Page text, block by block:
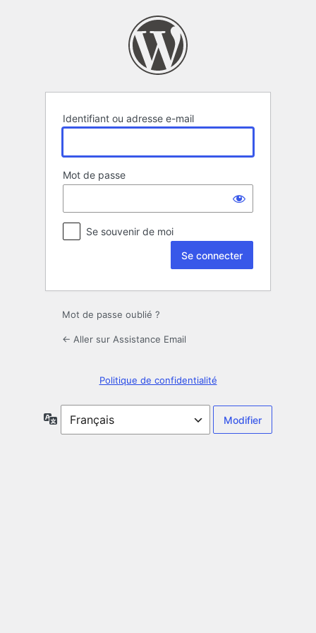
Identifiant ou adresse e-mail
Mot de passe
Se souvenir de moi
Mot de passe oublié ?
← Aller sur Assistance Email
Politique de confidentialité
Langue